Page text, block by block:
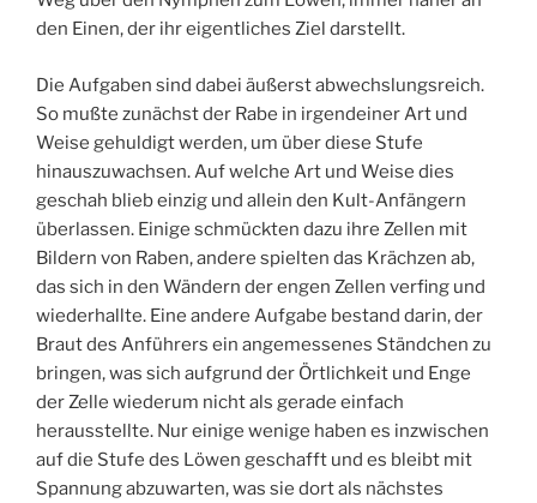
den Einen, der ihr eigentliches Ziel darstellt.
Die Aufgaben sind dabei äußerst abwechslungsreich.
So mußte zunächst der Rabe in irgendeiner Art und
Weise gehuldigt werden, um über diese Stufe
hinauszuwachsen. Auf welche Art und Weise dies
geschah blieb einzig und allein den Kult-Anfängern
überlassen. Einige schmückten dazu ihre Zellen mit
Bildern von Raben, andere spielten das Krächzen ab,
das sich in den Wändern der engen Zellen verfing und
wiederhallte. Eine andere Aufgabe bestand darin, der
Braut des Anführers ein angemessenes Ständchen zu
bringen, was sich aufgrund der Örtlichkeit und Enge
der Zelle wiederum nicht als gerade einfach
herausstellte. Nur einige wenige haben es inzwischen
auf die Stufe des Löwen geschafft und es bleibt mit
Spannung abzuwarten, was sie dort als nächstes